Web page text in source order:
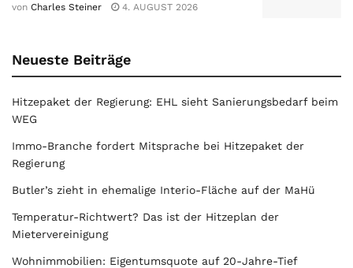
von Charles Steiner 4. AUGUST 2026
Neueste Beiträge
Hitzepaket der Regierung: EHL sieht Sanierungsbedarf beim
WEG
Immo-Branche fordert Mitsprache bei Hitzepaket der
Regierung
Butler’s zieht in ehemalige Interio-Fläche auf der MaHü
Temperatur-Richtwert? Das ist der Hitzeplan der
Mietervereinigung
Wohnimmobilien: Eigentumsquote auf 20-Jahre-Tief